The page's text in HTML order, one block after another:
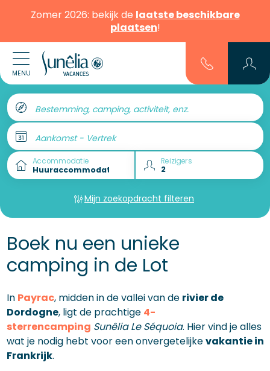
Zomer 2026: bekijk de laatste beschikbare
plaatsen!
MENU
Bestemming, camping, activiteit, enz.
Aankomst - Vertrek
Accommodatie Reizigers
Mijn zoekopdracht filteren
Boek nu een unieke
camping in de Lot
In Payrac, midden in de vallei van de rivier de
Dordogne, ligt de prachtige 4-
sterrencamping Sunêlia Le Séquoia. Hier vind je alles
wat je nodig hebt voor een onvergetelijkevakantie in
Frankrijk.